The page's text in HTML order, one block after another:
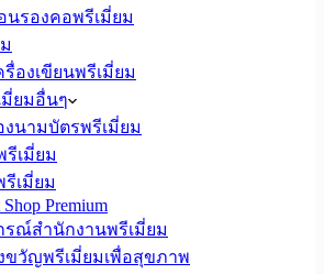
นรองคอพรีเมี่ยม
องเขียนพรีเมี่ยม
ยมอื่นๆ
งนามบัตรพรีเมี่ยม
รีเมี่ยม
รีเมี่ยม
Premium
รณ์สำนักงานพรีเมี่ยม
ขวัญพรีเมี่ยมเพื่อสุขภาพ